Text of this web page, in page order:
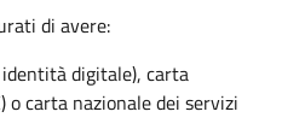
di avere:
digitale), carta
o carta nazionale dei servizi